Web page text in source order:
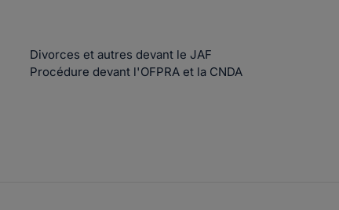
Divorces et autres devant le JAF
Procédure devant l'OFPRA et la CNDA